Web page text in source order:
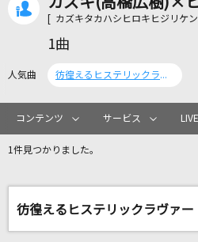
カラオケ
カラオケリ
リアルタイムで歌われ
[ カズキタカハシヒロキヒジリケン
1曲
人気曲 彷徨えるヒステリックラヴァー
コンテンツ サービス
1件見つかりました。
彷徨えるヒステリックラヴァー